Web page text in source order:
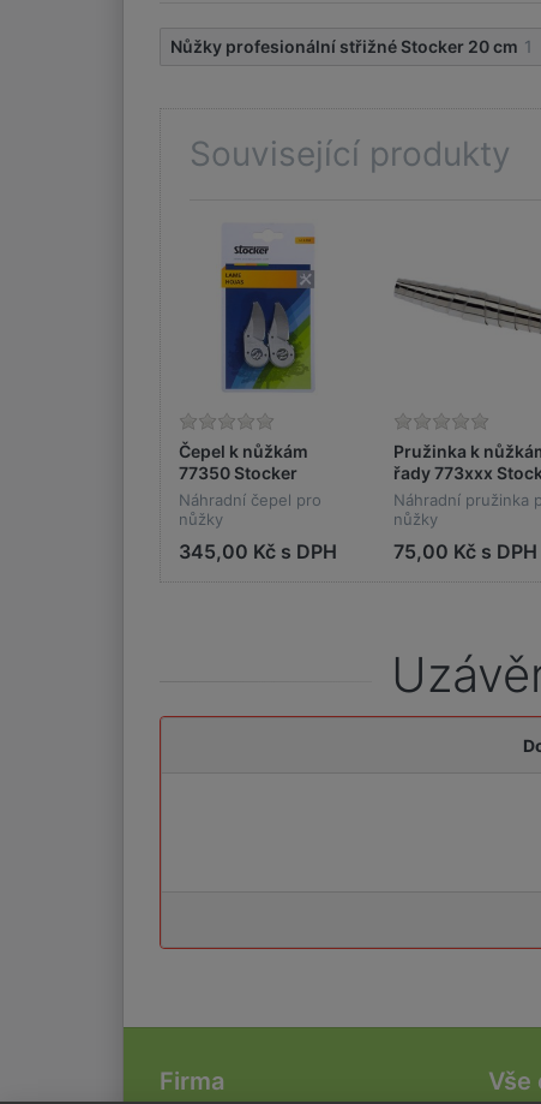
Nůžky profesionální střižné Stocker 20 cm 1
Související produkty
Čepel k nůžkám
77350 Stocker
Náhradní čepel pro
nůžky
345,00 Kč s DPH
Pružinka k
řady 773xxx
Náhradní pružinka
nůžky
75,00 Kč s DPH
Firma Vše